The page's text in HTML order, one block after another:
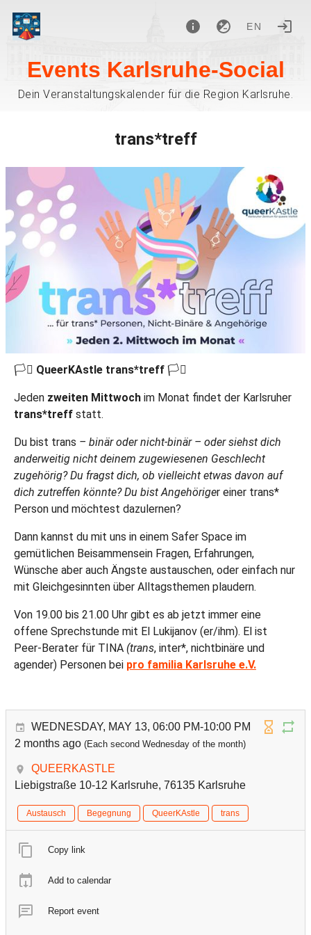
EN
Events Karlsruhe-Social
Dein Veranstaltungskalender für die Region Karlsruhe.
trans*treff
🏳️‍⚧️ QueerKAstle trans*treff 🏳️‍⚧️
Jeden zweiten Mittwoch im Monat findet der Karlsruher
trans*treff statt.
Du bist trans – binär oder nicht-binär – oder siehst dich
anderweitig nicht deinem zugewiesenen Geschlecht
zugehörig? Du fragst dich, ob vielleicht etwas davon auf
dich zutreffen könnte? Du bist Angehöriger einer trans*
Person und möchtest dazulernen?
Dann kannst du mit uns in einem Safer Space im
gemütlichen Beisammensein Fragen, Erfahrungen,
Wünsche aber auch Ängste austauschen, oder einfach nur
mit Gleichgesinnten über Alltagsthemen plaudern.
Von 19.00 bis 21.00 Uhr gibt es ab jetzt immer eine
offene Sprechstunde mit El Lukijanov (er/ihm). El ist
Peer-Berater für TINA (trans, inter*, nichtbinäre und
agender) Personen bei pro familia Karlsruhe e.V.
WEDNESDAY, MAY 13, 06:00 PM-10:00 PM
2 months ago (Each second Wednesday of the month)
QUEERKASTLE
Liebigstraße 10-12 Karlsruhe, 76135 Karlsruhe
Austausch Begegnung QueerKAstle trans
Copy link
Add to calendar
Report event